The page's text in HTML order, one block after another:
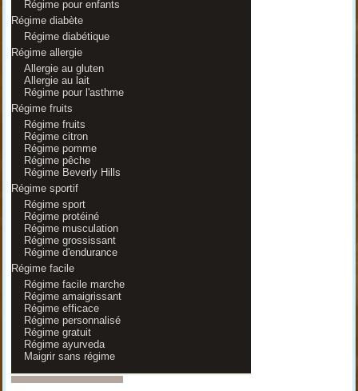
Régime pour enfants
Régime diabète
Régime diabétique
Régime allergie
Allergie au gluten
Allergie au lait
Régime pour l'asthme
Régime fruits
Régime fruits
Régime citron
Régime pomme
Régime pêche
Régime Beverly Hills
Régime sportif
Régime sport
Régime protéiné
Régime musculation
Régime grossissant
Régime d'endurance
Régime facile
Régime facile marche
Régime amaigrissant
Régime efficace
Régime personnalisé
Régime gratuit
Régime ayurveda
Maigrir sans régime